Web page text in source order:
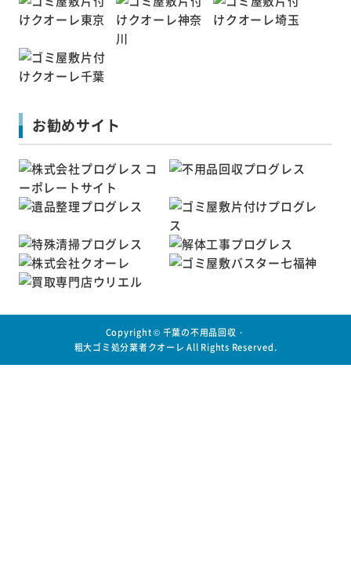
お勧めサイト
Copyright © 千葉の不用品回収・
粗大ゴミ処分業者クオーレ All Rights Reserved.